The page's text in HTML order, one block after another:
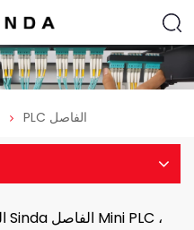
PLC الفاصل